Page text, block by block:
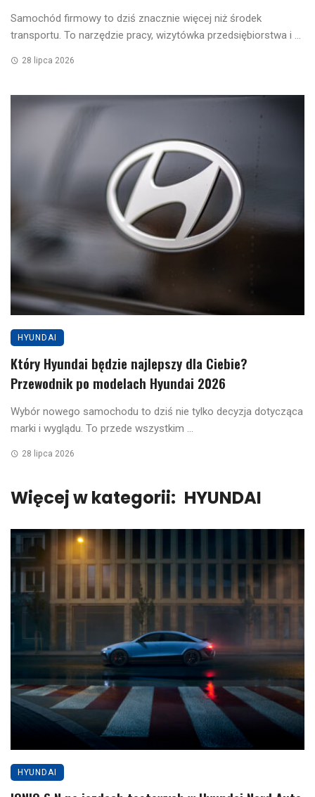
Samochód firmowy to dziś znacznie więcej niż środek
transportu. To narzędzie pracy, wizytówka przedsiębiorstwa i ...
28 lipca 2026
HYUNDAI
Który Hyundai będzie najlepszy dla Ciebie?
Przewodnik po modelach Hyundai 2026
Wybór nowego samochodu to dziś nie tylko decyzja dotycząca
marki i wyglądu. To przede wszystkim ...
28 lipca 2026
Więcej w kategorii: HYUNDAI
HYUNDAI